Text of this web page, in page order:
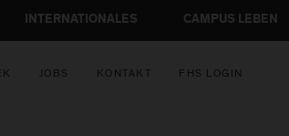
INTERNATIONALES CAMPUS LEBEN
JOBS KONTAKT FHS LOGIN